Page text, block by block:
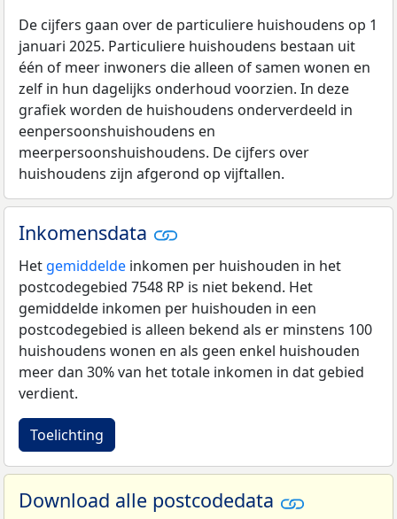
De cijfers gaan over de particuliere huishoudens op 1
januari 2025. Particuliere huishoudens bestaan uit
één of meer inwoners die alleen of samen wonen en
zelf in hun dagelijks onderhoud voorzien. In deze
grafiek worden de huishoudens onderverdeeld in
eenpersoonshuishoudens en
meerpersoonshuishoudens. De cijfers over
huishoudens zijn afgerond op vijftallen.
Inkomensdata
Het gemiddelde inkomen per huishouden in het
postcodegebied 7548 RP is niet bekend. Het
gemiddelde inkomen per huishouden in een
postcodegebied is alleen bekend als er minstens 100
huishoudens wonen en als geen enkel huishouden
meer dan 30% van het totale inkomen in dat gebied
verdient.
Toelichting
Download alle postcodedata